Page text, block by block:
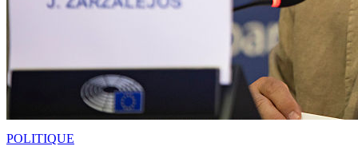
POLITIQUE